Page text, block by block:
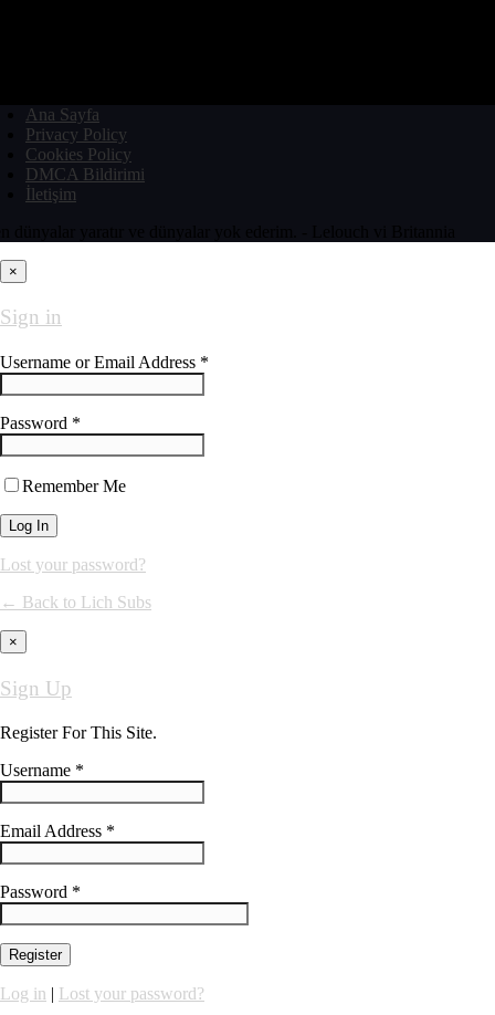
Ana Sayfa
Privacy Policy
Cookies Policy
DMCA Bildirimi
İletişim
×
Sign in
Username or Email Address *
Password *
Remember Me
Lost your password?
← Back to Lich Subs
×
Sign Up
Register For This Site.
Username *
Email Address *
Password *
Log in
Lost your password?